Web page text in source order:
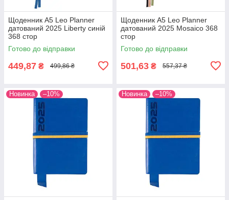
Щоденник А5 Leo Planner
датований 2025 Liberty синій
368 стор
Готово до відправки
449,87 ₴ 499,86 ₴
Щоденник А5 Leo Planner
датований 2025 Mosaico 368
стор
Готово до відправки
501,63 ₴ 557,37 ₴
Новинка –10% Новинка –10%